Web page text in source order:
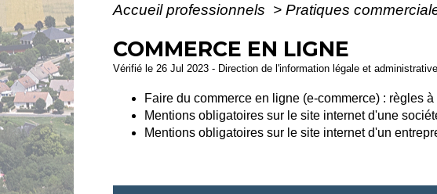
Accueil professionnels > Pratiques
COMMERCE EN LIGNE
Vérifié le 26 Jul 2023 - Direction de l'information légale et
Faire du commerce en ligne (e-commerce) : règles
Mentions obligatoires sur le site internet d'une
Mentions obligatoires sur le site internet d'un